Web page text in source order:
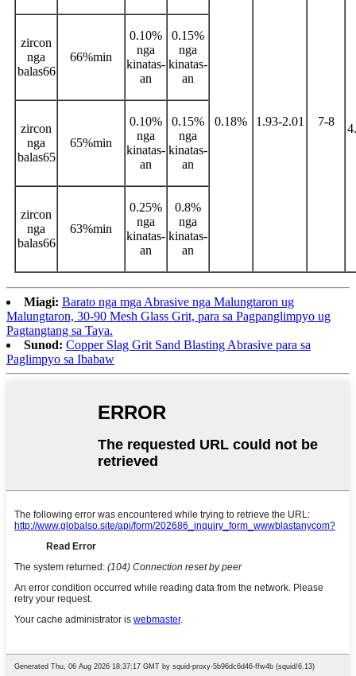
0.18% 1.93-2.01 7-8
zircon
nga
balas66
66%min
0.10%
nga
kinatas-
an
0.15%
nga
kinatas-
an
zircon
nga
balas65
65%min
0.10%
nga
kinatas-
an
0.15%
nga
kinatas-
an
zircon
nga
balas66
63%min
0.25%
nga
kinatas-
an
0.8%
nga
kinatas-
an
Miagi: Barato nga mga Abrasive nga Malungtaron ug
Malungtaron, 30-90 Mesh Glass Grit, para sa Pagpanglimpyo ug
Pagtangtang sa Taya.
Sunod: Copper Slag Grit Sand Blasting Abrasive para sa
Paglimpyo sa Ibabaw